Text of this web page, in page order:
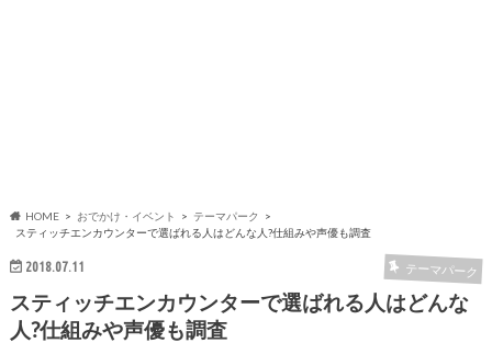
HOME おでかけ・イベント
テーマパーク
スティッチエンカウンターで選ばれる人はどんな人?仕組みや声優も調査
2018.07.11 テーマパーク
スティッチエンカウンターで選ばれる人はどんな
人?仕組みや声優も調査